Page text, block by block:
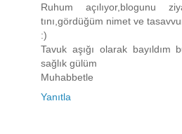
Ruhum açılıyor,blogunu
tını,gördüğüm nimet ve
:)
Tavuk aşığı olarak bayıldım
sağlık gülüm
Muhabbetle
Yanıtla